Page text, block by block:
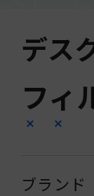
デス
フィ
ブランド